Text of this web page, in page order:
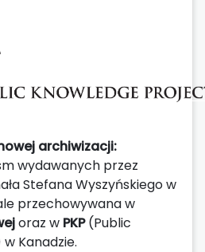
archiwizacji:
wydawanych przez
Stefana Wyszyńskiego w
przechowywana w
oraz w PKP(Public
Kanadzie.